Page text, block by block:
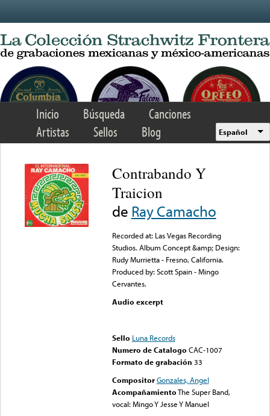
Inicio Búsqueda
Canciones
Artistas
Sellos Blog Español
Contrabando Y
Traicion
de Ray Camacho
Recorded at: Las Vegas Recording
Studios. Album Concept &amp; Design:
Rudy Murrietta - Fresno, California.
Produced by: Scott Spain - Mingo
Cervantes.
Audio excerpt
Sello Luna Records
Numero de Catalogo CAC-1007
Formato de grabación 33
Compositor Gonzales, Angel
AcompañamientoThe Super Band,
vocal: Mingo Y Jesse Y Manuel